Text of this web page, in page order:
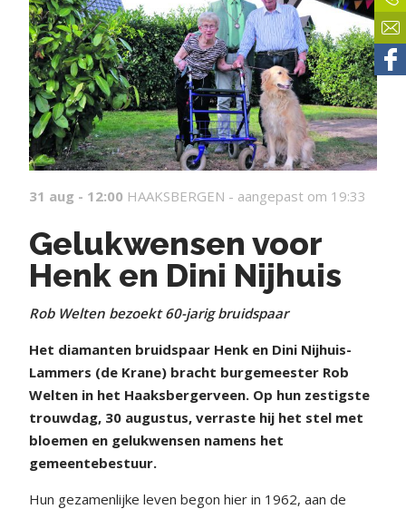
31 aug - 12:00 HAAKSBERGEN - aangepast om 19:33
Gelukwensen voor
Henk en Dini Nijhuis
Rob Welten bezoekt 60-jarig bruidspaar
Het diamanten bruidspaar Henk en Dini Nijhuis-
Lammers (de Krane) bracht burgemeester Rob
Welten in het Haaksbergerveen. Op hun zestigste
trouwdag, 30 augustus, verraste hij het stel met
bloemen en gelukwensen namens het
gemeentebestuur.
Hun gezamenlijke leven begon hier in 1962, aan de